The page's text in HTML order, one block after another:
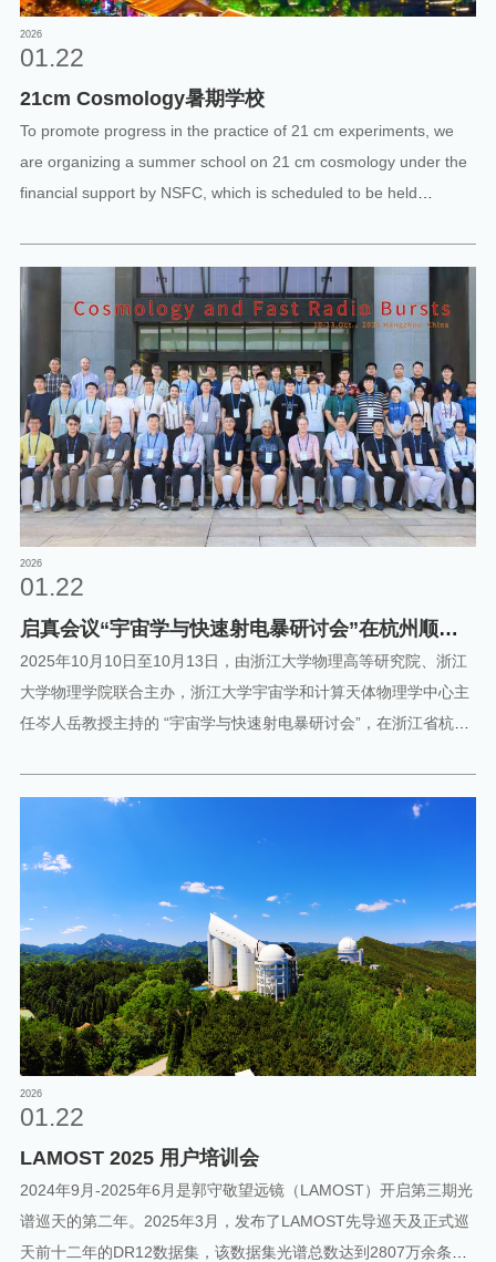
2026
01.22
21cm Cosmology暑期学校
To promote progress in the practice of 21 cm experiments, we
are organizing a summer school on 21 cm cosmology under the
financial support by NSFC, which is scheduled to be held
foundations, observational techniques, and cutting-edge
research in 21cm cosmology. Designed for graduate students,
postdocs, and early-career researchers, the program bridges
modern cosmological theories
2026
01.22
启真会议“宇宙学与快速射电暴研讨会”在杭州顺利
召开
2025年10月10日至10月13日，由浙江大学物理高等研究院、浙江
大学物理学院联合主办，浙江大学宇宙学和计算天体物理学中心主
任岑人岳教授主持的 “宇宙学与快速射电暴研讨会”，在浙江省杭州
者，构建学术交流与成果共享平台，推动相关领域理论研究深化与
技术创新突破。主办方浙江大学物理高等研究院、浙江大学物理学
院，在基础物理研究领域具备深厚学术积淀与国际影响力，为会议
的组织筹备、学术质量把控提供了全面支撑。会议学术架构明确，
由浙江大学宇宙学和计算天体物理学中心主任岑人岳教授担任主
席，其长期从事宇宙学、计算天体物理学研究，成果获国际学术界
广泛认可，为会议议题设计、学术流程推进提供专业指导；香港大
学张冰教授受邀担任联合主席，张冰教授在快速射电暴及高能天体
物理现象研究领域成果突出，二人协同保障了会议学术方向的专业
性与研讨深度。图1:会议海报会议举办地杭州市西溪宾馆，具备完
善的学术会议服务设施，为参会学者提供了稳定的交流环境，保障
了会议各项议程有序开展。此次会议的成功举办，有效搭建了全球
该
2026
01.22
LAMOST 2025 用户培训会
2024年9月-2025年6月是郭守敬望远镜（LAMOST）开启第三期光
谱巡天的第二年。2025年3月，发布了LAMOST先导巡天及正式巡
天前十二年的DR12数据集，该数据集光谱总数达到2807万余条，